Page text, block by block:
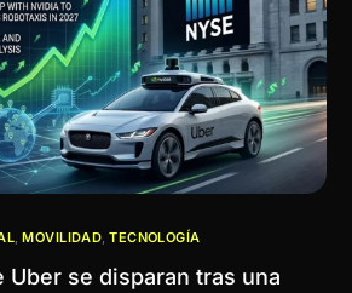
,MOVILIDAD,TECNOLOGÍA
Uber se disparan tras una